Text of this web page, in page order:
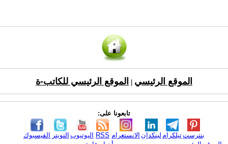
الموقع الرئيسي الموقع الرئيسي للكاتب-ة
تابعونا على:
الفيسبوك التويتر اليوتيوب RSS الانستغرام لينكدإن تيلكرامبنترست